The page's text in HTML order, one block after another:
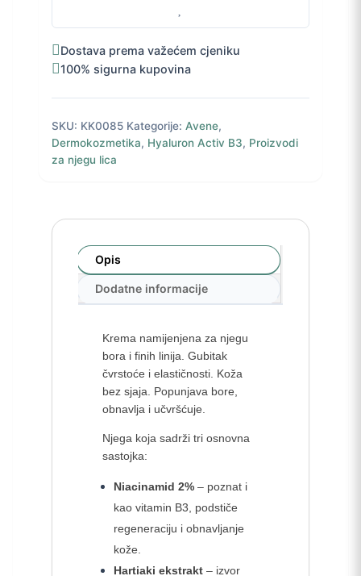
Dostava prema važećem cjeniku
100% sigurna kupovina
SKU: KK0085 Kategorije: Avene,
Dermokozmetika, Hyaluron Activ B3, Proizvodi
za njegu lica
Opis
Dodatne informacije
Krema namijenjena za njegu
bora i finih linija. Gubitak
čvrstoće i elastičnosti. Koža
bez sjaja. Popunjava bore,
obnavlja i učvršćuje.
Njega koja sadrži tri osnovna
sastojka:
Niacinamid 2% – poznat i
kao vitamin B3, podstiče
regeneraciju i obnavljanje
kože.
Hartiaki ekstrakt – izvor